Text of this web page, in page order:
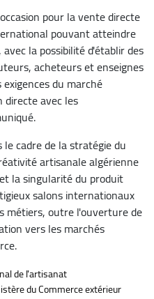
pour la vente directe
pouvant atteindre
la possibilité d'établir des
acheteurs et enseignes
du marché
avec les
cadre de la stratégie du
artisanale algérienne
la singularité du produit
salons internationaux
métiers, outre l'ouverture de
vers les marchés
de l'artisanat
du Commerce extérieur